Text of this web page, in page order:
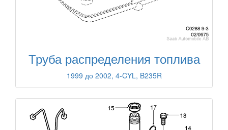
Труба распределения топлива
1999 до 2002, 4-CYL, B235R